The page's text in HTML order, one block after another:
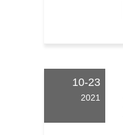
10-23
2021